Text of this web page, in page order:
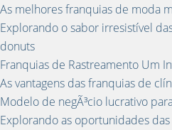
As melhores franquias de moda
Explorando o sabor irresistível
donuts
Franquias de Rastreamento Um
As vantagens das franquias de
Modelo de negÃ³cio lucrativo
Explorando as oportunidades